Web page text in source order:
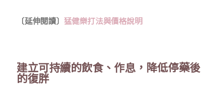
〔延伸閱讀〕 猛健樂打法與價格說明
建立可持續的飲食、作息，降低停藥後
的復胖